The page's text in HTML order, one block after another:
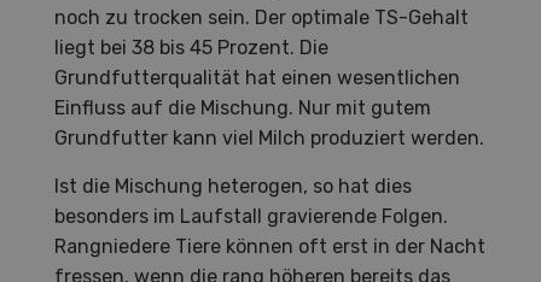
noch zu trocken sein. Der optimale TS-Gehalt
liegt bei 38 bis 45 Prozent. Die
Grundfutterqualität hat einen wesentlichen
Einfluss auf die Mischung. Nur mit gutem
Grundfutter kann viel Milch produziert werden.
Ist die Mischung heterogen, so hat dies
besonders im Laufstall gravierende Folgen.
Rangniedere Tiere können oft erst in der Nacht
fressen, wenn die rang höheren bereits das